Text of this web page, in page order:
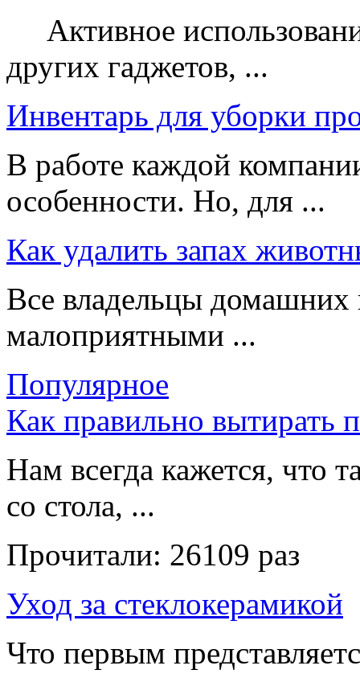
Активное
других гаджетов, ...
Инвентарь для уборки
В работе каждой
особенности. Но, для ...
Как удалить запах
Все владельцы домашних
малоприятными ...
Популярное
Как правильно вытирать
Нам всегда кажется, что
со стола, ...
Прочитали: 26109 раз
Уход за стеклокерамикой
Что первым